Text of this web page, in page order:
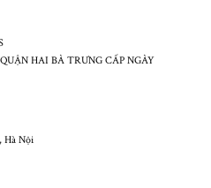
HAI BÀ TRƯNG CẤP NGÀY
Hà Nội